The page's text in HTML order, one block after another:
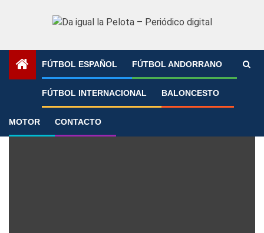
FÚTBOL ESPAÑOL FÚTBOL ANDORRANO
FÚTBOL INTERNACIONAL BALONCESTO
MOTOR CONTACTO
»
Boca